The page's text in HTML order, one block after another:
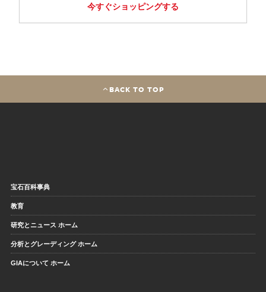
今すぐショッピングする
BACK TO TOP
宝石百科事典
教育
研究とニュース ホーム
分析とグレーディング ホーム
GIAについて ホーム